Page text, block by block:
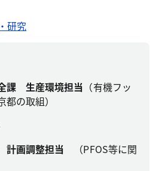
研究
課 生産環境担当 （有機フッ
の取組）
画調整担当
（PFOS等に関